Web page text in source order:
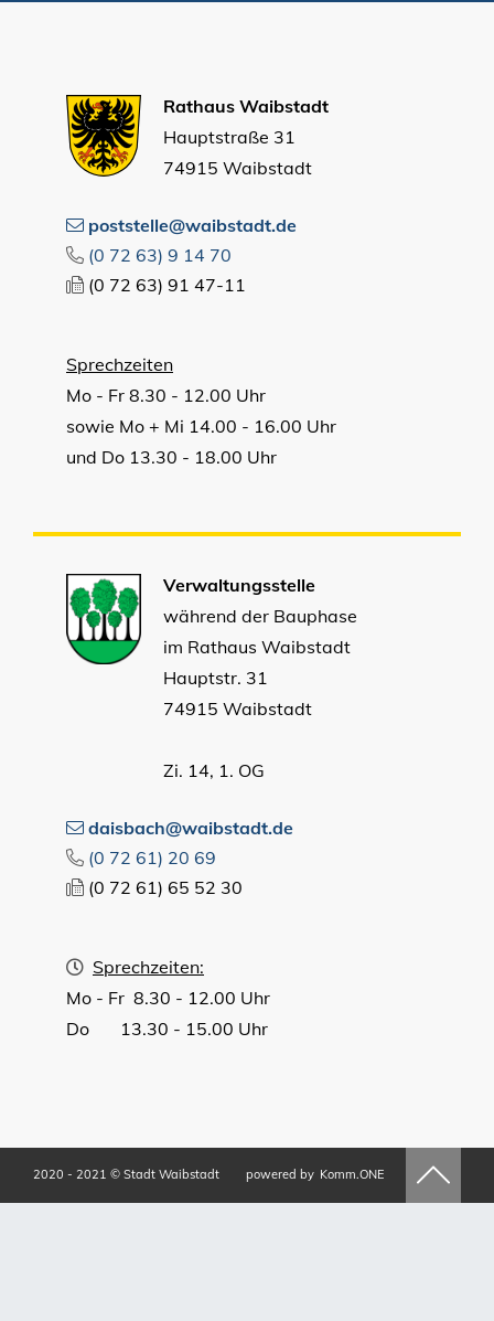
Rathaus Waibstadt
Hauptstraße 31
74915 Waibstadt
poststelle@waibstadt.de
(0 72 63) 9 14 70
(0 72 63) 91 47-11
Sprechzeiten
Mo - Fr 8.30 - 12.00 Uhr
sowie Mo + Mi 14.00 - 16.00 Uhr
und Do 13.30 - 18.00 Uhr
Verwaltungsstelle
während der Bauphase
im Rathaus Waibstadt
Hauptstr. 31
74915 Waibstadt
Zi. 14, 1. OG
daisbach@waibstadt.de
(0 72 61) 20 69
(0 72 61) 65 52 30
Sprechzeiten:
Mo - Fr 8.30 - 12.00 Uhr
Do 13.30 - 15.00 Uhr
2020 - 2021 © Stadt Waibstadt powered by Komm.ONE